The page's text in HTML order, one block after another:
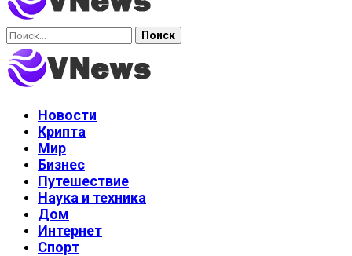
Найти:
Новости
Крипта
Мир
Бизнес
Путешествие
Наука и техника
Дом
Интернет
Спорт